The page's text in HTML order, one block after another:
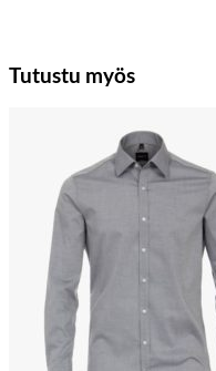
Tutustu myös